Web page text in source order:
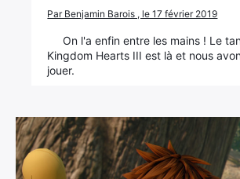
Par Benjamin Barois , le 17 février 2019
On l'a enfin entre les mains ! Le
Kingdom Hearts III est là et nous
jouer.